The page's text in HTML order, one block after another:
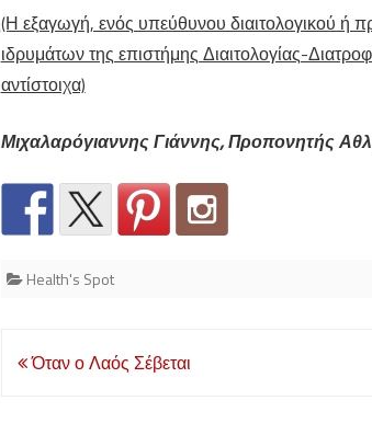
(Η εξαγωγή, ενός υπεύθυνου διαιτολογικού ή
ιδρυμάτων της επιστήμης Διαιτολογίας-
αντίστοιχα)
Μιχαλαρόγιαννης Γιάννης, Προπονητής
Health's Spot
Post
Όταν ο Λαός Σέβεται